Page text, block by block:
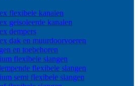
flexibele kanalen
geïsoleerde kanalen
dempers
dak en muurdoorvoeren
en toebehoren
flexibele slangen
flexibele slangen
semi flexibele slangen